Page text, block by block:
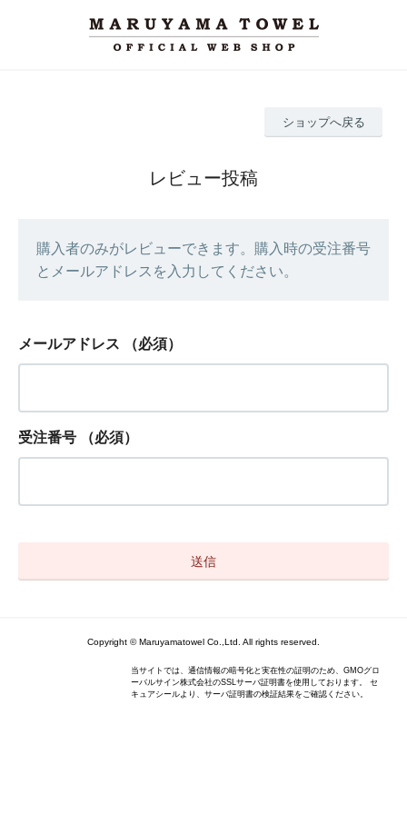
ショップへ戻る
レビュー投稿
購入者のみがレビューできます。購入時の受注番号
とメールアドレスを入力してください。
メールアドレス （必須）
受注番号 （必須）
Copyright © Maruyamatowel Co.,Ltd. All rights reserved.
当サイトでは、通信情報の暗号化と実在性の証明のため、GMOグロ
ーバルサイン株式会社のSSLサーバ証明書を使用しております。 セ
キュアシールより、サーバ証明書の検証結果をご確認ください。